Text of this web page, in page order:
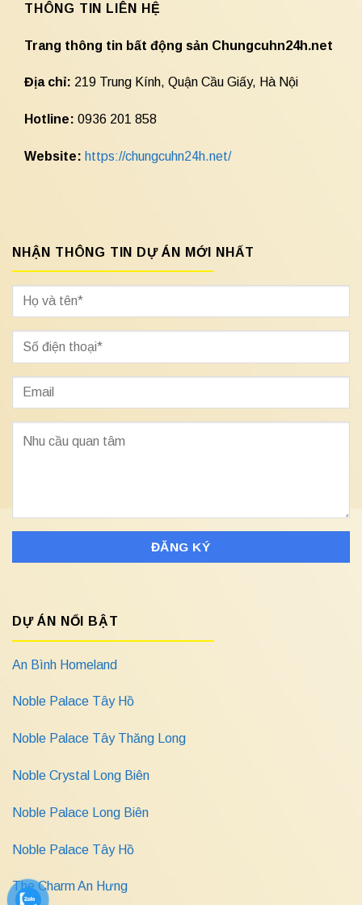
THÔNG TIN LIÊN HỆ
Trang thông tin bất động sản Chungcuhn24h.net
Địa chỉ: 219 Trung Kính, Quận Cầu Giấy, Hà Nội
Hotline: 0936 201 858
Website: https://chungcuhn24h.net/
NHẬN THÔNG TIN DỰ ÁN MỚI NHẤT
DỰ ÁN NỔI BẬT
An Bình Homeland
Noble Palace Tây Hồ
Noble Palace Tây Thăng Long
Noble Crystal Long Biên
Noble Palace Long Biên
Noble Palace Tây Hồ
The Charm An Hưng